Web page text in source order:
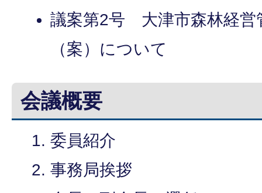
議案第2号 大津市森林経営
（案）について
会議概要
委員紹介
事務局挨拶